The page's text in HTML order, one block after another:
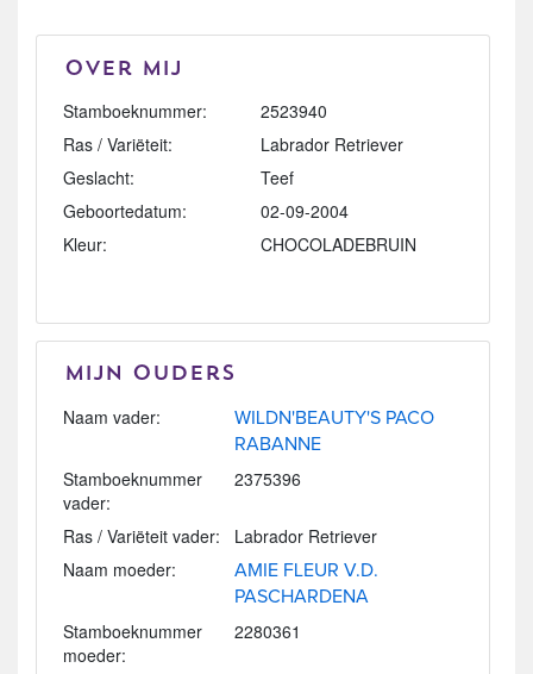
Over mij
Stamboeknummer:
2523940
Ras / Variëteit:
Labrador Retriever
Geslacht:
Teef
Geboortedatum:
02-09-2004
Kleur:
CHOCOLADEBRUIN
Mijn Ouders
Naam vader:
WILDN'BEAUTY'S PACO
RABANNE
Stamboeknummer
vader:
2375396
Ras / Variëteit vader:
Labrador Retriever
Naam moeder:
AMIE FLEUR V.D.
PASCHARDENA
Stamboeknummer
moeder:
2280361